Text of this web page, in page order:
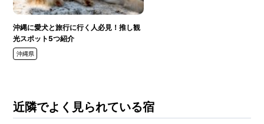
沖縄に愛犬と旅行に行く人必見！推し観
光スポット5つ紹介
沖縄県
近隣でよく見られている宿